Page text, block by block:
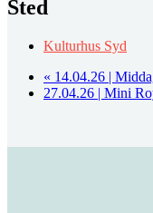
Sted
Kulturhus Syd
« 14.04.26 |
27.04.26 | Mini